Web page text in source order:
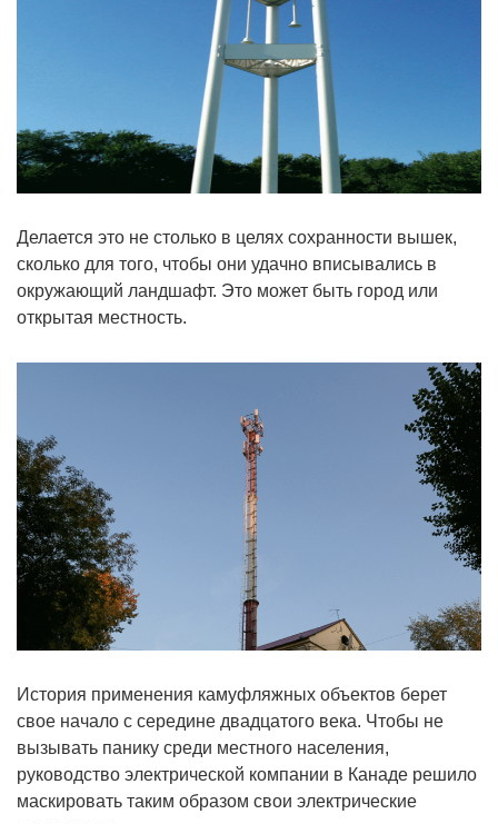
Делается это не столько в целях сохранности вышек,
сколько для того, чтобы они удачно вписывались в
окружающий ландшафт. Это может быть город или
открытая местность.
История применения камуфляжных объектов берет
свое начало с середине двадцатого века. Чтобы не
вызывать панику среди местного населения,
руководство электрической компании в Канаде решило
маскировать таким образом свои электрические